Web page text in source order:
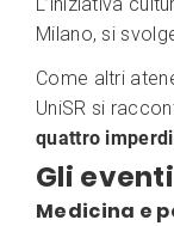
Milano, si
Come altri
UniSR si
quattro
Gli eventi
Medicina e